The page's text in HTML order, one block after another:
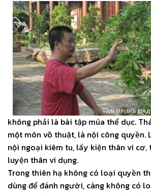
không phải là bài tập múa thể dục.
một môn võ thuật, là nội công quyền.
nội ngoại kiêm tu, lấy kiện thân vi cơ,
luyện thân vi dụng.
Trong thiên hạ không có loại quyền
dùng để đánh người, càng không có